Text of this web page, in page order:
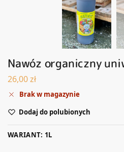
Nawóz organiczny
26,00zł
Brak w magazynie
Dodaj do polubionych
WARIANT: 1L